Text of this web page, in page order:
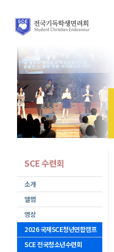
SCE 수련회
소개
앨범
영상
2026 국제SCE청년연합캠프
SCE 전국청소년수련회